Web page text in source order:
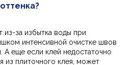
из-за избытка воды при
интенсивной очистке швов
А еще если клей недостаточно
из плиточного клея, может